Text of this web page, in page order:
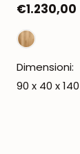
Prezzo
normale
€1.230,00
Dimensioni:
90 x 40 x